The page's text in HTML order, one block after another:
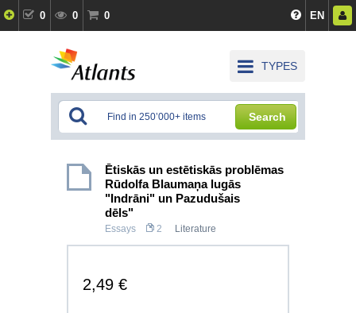
0 0 0 EN
TYPES
Search
Ētiskās un estētiskās problēmas
Rūdolfa Blaumaņa lugās
"Indrāni" un Pazudušais
dēls"
Essays 2 Literature
2,49 €